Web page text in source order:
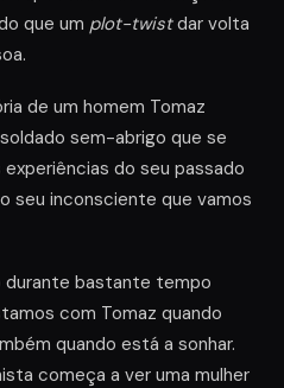
que um plot-twistdar volta
de um homem Tomaz
sem-abrigo que se
do seu passado
seu inconsciente que vamos
durante bastante tempo
com Tomaz quando
quando está a sonhar.
começa a ver uma mulher